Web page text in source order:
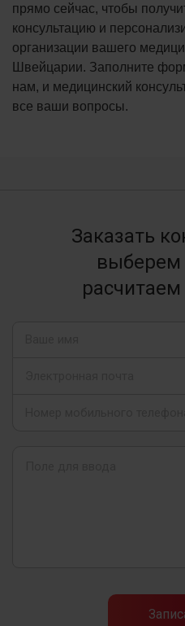
прямо сейчас, чтобы
консультацию и
организации вашего
Швейцарии. Заполните
нам, и медицинский
все ваши вопросы.
Заказать
выберем